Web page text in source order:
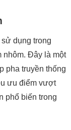
dụng trong
nhôm. Đây là một
pha truyền thống
ưu điểm vượt
phổ biến trong